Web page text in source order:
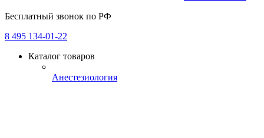
Бесплатный звонок по РФ
8 495 134-01-22
Каталог товаров
Анестезиология